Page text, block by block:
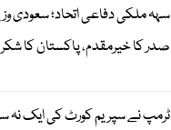
سہہ ملکی دفاعی اتحاد؛ سعودی
صدر کا خیرمقدم، پاکستان کا
ٹرمپ نے سپریم کورٹ کی ایک نہ